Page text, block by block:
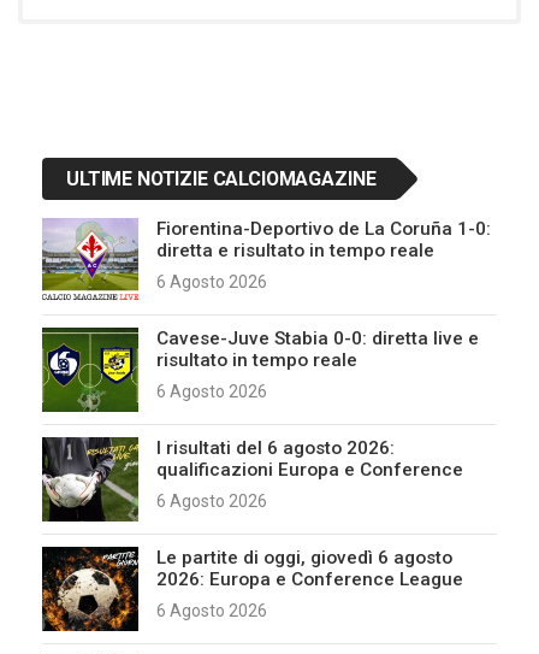
ULTIME NOTIZIE CALCIOMAGAZINE
Fiorentina-Deportivo de La Coruña 1-0:
diretta e risultato in tempo reale
6 Agosto 2026
Cavese-Juve Stabia 0-0: diretta live e
risultato in tempo reale
6 Agosto 2026
I risultati del 6 agosto 2026:
qualificazioni Europa e Conference
6 Agosto 2026
Le partite di oggi, giovedì 6 agosto
2026: Europa e Conference League
6 Agosto 2026